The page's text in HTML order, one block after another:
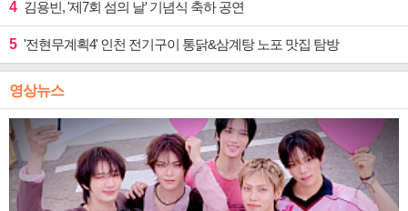
4 김용빈, '제7회 섬의 날' 기념식 축하 공연
5 '전현무계획4' 인천 전기구이 통닭&삼계탕 노포 맛집 탐방
영상뉴스